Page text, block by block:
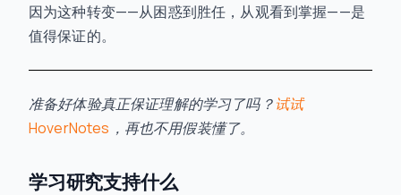
因为这种转变——从困惑到胜任，从观看到掌握——是
值得保证的。
准备好体验真正保证理解的学习了吗？试试
HoverNotes ，再也不用假装懂了。
学习研究支持什么